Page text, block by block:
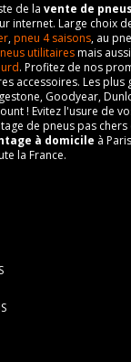
de la vente de
internet. Large choix
,pneu 4 saisons, au
utilitairesmais
. Profitez de nos
accessoires. Les
Goodyear,
! Evitez l'usure de
de pneus pas chers
à domicile à
la France.